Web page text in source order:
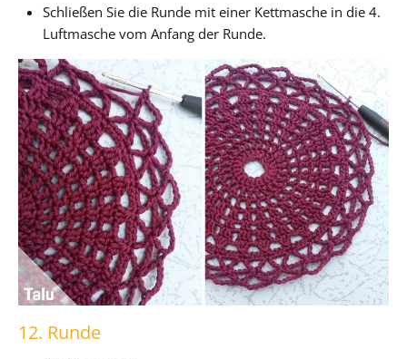
Schließen Sie die Runde mit einer Kettmasche in die 4.
Luftmasche vom Anfang der Runde.
12. Runde